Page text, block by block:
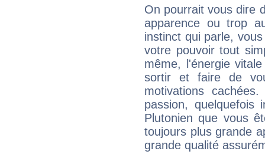
On pourrait vous dire
apparence ou trop
instinct qui parle,
votre pouvoir tout
même, l'énergie
sortir et faire de
motivations
passion, quelquefois
Plutonien que vous
toujours plus grande
grande qualité